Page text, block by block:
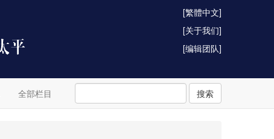
[繁體中文]
[关于我们]
[编辑团队]
全部栏目 搜索